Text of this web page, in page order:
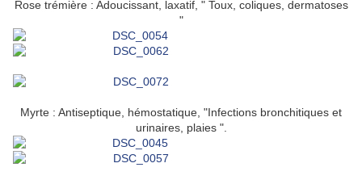
Rose trémière : Adoucissant, laxatif, " Toux, coliques, dermatoses
"
Myrte : Antiseptique, hémostatique, "Infections bronchitiques et
urinaires, plaies ".